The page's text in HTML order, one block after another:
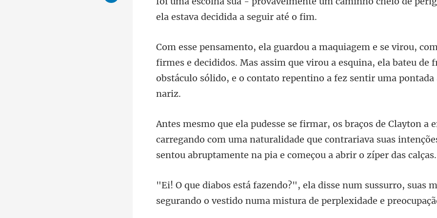
e decididos. Mas assim que virou a esquina, ela bateu de
obstá
carregando com uma naturalidade que contrariava suas
num sussurro, suas
segurando o vestido